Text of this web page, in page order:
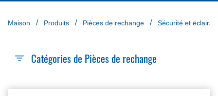
Maison Produits Pièces de rechange Sécurité et
Catégories de Pièces de rechange